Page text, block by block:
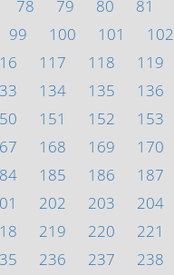
78 79 80 81
99 100 101 102
117 118 119
134 135 136
151 152 153
168 169 170
185 186 187
202 203 204
219 220 221
236 237 238